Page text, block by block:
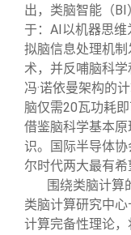
出，类脑智能（
于：AI以机器思
拟脑信息处理机
术，并反哺脑科
冯·诺依曼架构的
脑仅需20瓦功耗
借鉴脑科学基本
识。国际半导体
尔时代两大最有希
围绕类脑计算
类脑计算研究中
计算完备性理论